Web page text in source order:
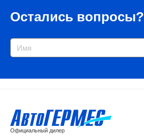
Остались вопросы?
Официальный дилер